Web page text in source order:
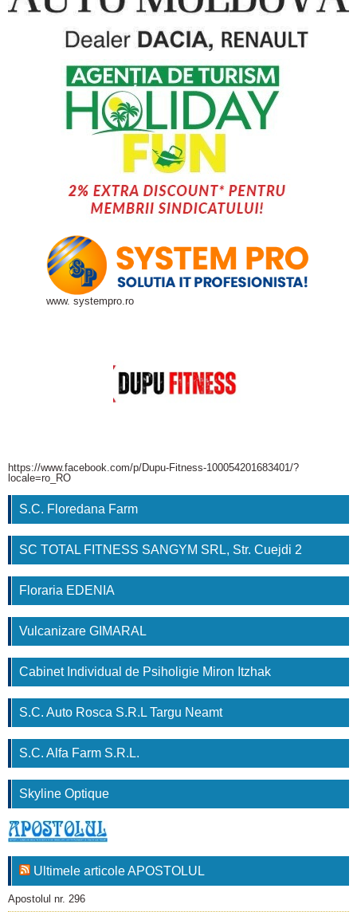
www. systempro.ro
https://www.facebook.com/p/Dupu-Fitness-100054201683401/?
locale=ro_RO
S.C. Floredana Farm
SC TOTAL FITNESS SANGYM SRL, Str. Cuejdi 2
Floraria EDENIA
Vulcanizare GIMARAL
Cabinet Individual de Psiholigie Miron Itzhak
S.C. Auto Rosca S.R.L Targu Neamt
S.C. Alfa Farm S.R.L.
Skyline Optique
Ultimele articole APOSTOLUL
Apostolul nr. 296